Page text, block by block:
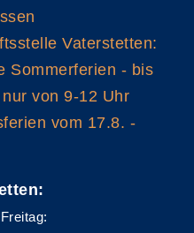
Vaterstetten:
Sommerferien - bis
von 9-12 Uhr
vom 17.8. -